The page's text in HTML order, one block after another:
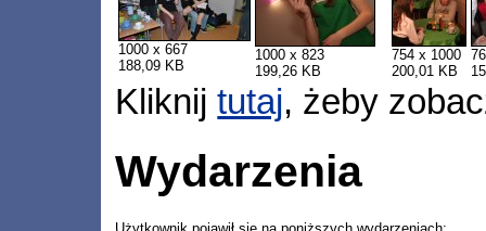
1000 x 667
188,09 KB
1000 x 823
199,26 KB
754 x 1000
200,01 KB
Kliknijtutaj, żeby
Wydarzenia